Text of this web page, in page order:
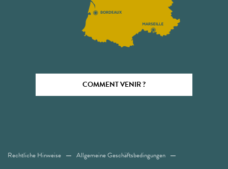
COMMENT VENIR ?
Rechtliche Hinweise Allgemeine Geschäftsbedingungen